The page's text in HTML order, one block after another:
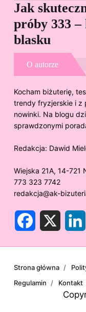
Jak
próby 333
blasku
O autorze
Kocham biżuterię,
trendy fryzjerskie i z
nowinki. Na blogu
sprawdzonymi
Redakcja: Dawid
Wiejska 21A, 14-721
773 323 7742
redakcja@ak-
b
k
Strona główna
Regulamin
Kontakt